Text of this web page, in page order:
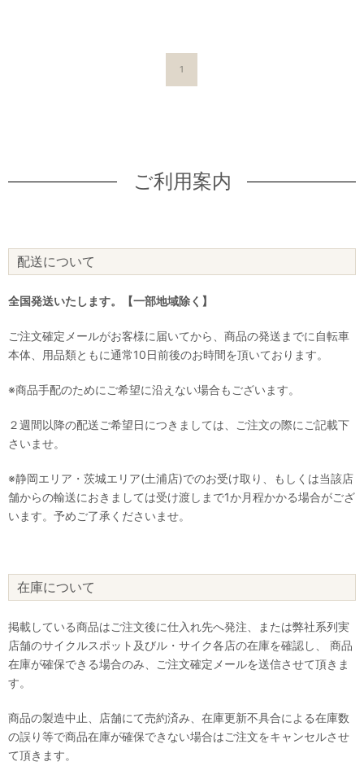
1
ご利用案内
配送について
全国発送いたします。【一部地域除く】
ご注文確定メールがお客様に届いてから、商品の発送までに自転車
本体、用品類ともに通常10日前後のお時間を頂いております。
※商品手配のためにご希望に沿えない場合もございます。
２週間以降の配送ご希望日につきましては、ご注文の際にご記載下
さいませ。
※静岡エリア・茨城エリア(土浦店)でのお受け取り、もしくは当該店
舗からの輸送におきましては受け渡しまで1か月程かかる場合がござ
います。予めご了承くださいませ。
在庫について
掲載している商品はご注文後に仕入れ先へ発注、または弊社系列実
店舗のサイクルスポット及びル・サイク各店の在庫を確認し、 商品
在庫が確保できる場合のみ、ご注文確定メールを送信させて頂きま
す。
商品の製造中止、店舗にて売約済み、在庫更新不具合による在庫数
の誤り等で商品在庫が確保できない場合はご注文をキャンセルさせ
て頂きます。